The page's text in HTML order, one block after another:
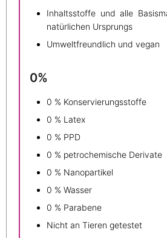
Inhaltsstoffe und alle
natürlichen Ursprungs
Umweltfreundlich und vegan
0%
0 % Konservierungsstoffe
0 % Latex
0 % PPD
0 % petrochemische Derivate
0 % Nanopartikel
0 % Wasser
0 % Parabene
Nicht an Tieren getestet